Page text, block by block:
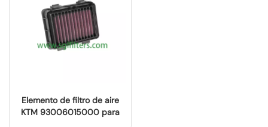
Elemento de filtro de aire
KTM 93006015000 para